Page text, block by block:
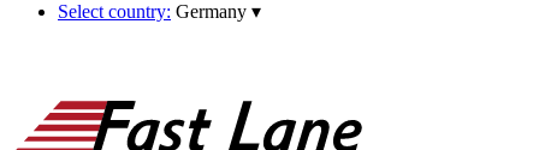
Select country: Germany ▾